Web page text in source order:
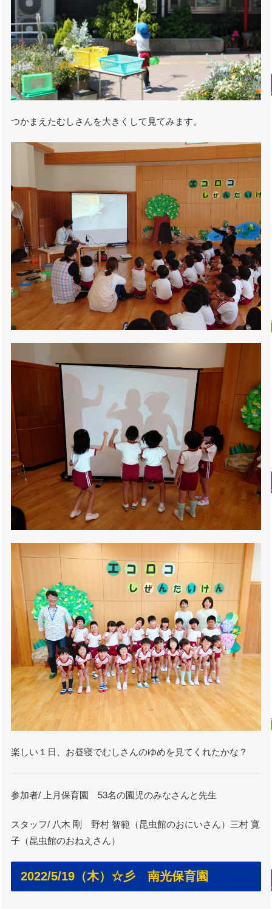
つかまえたむしさんを大きくして見てみます。
楽しい１日、お昼寝でむしさんのゆめを見てくれたかな？
参加者/ 上月保育園 53名の園児のみなさんと先生
スタッフ/ 八木 剛 野村 智範（昆虫館のおにいさん）三村 寛
子（昆虫館のおねえさん）
2022/5/19（木）☆彡 南光保育園